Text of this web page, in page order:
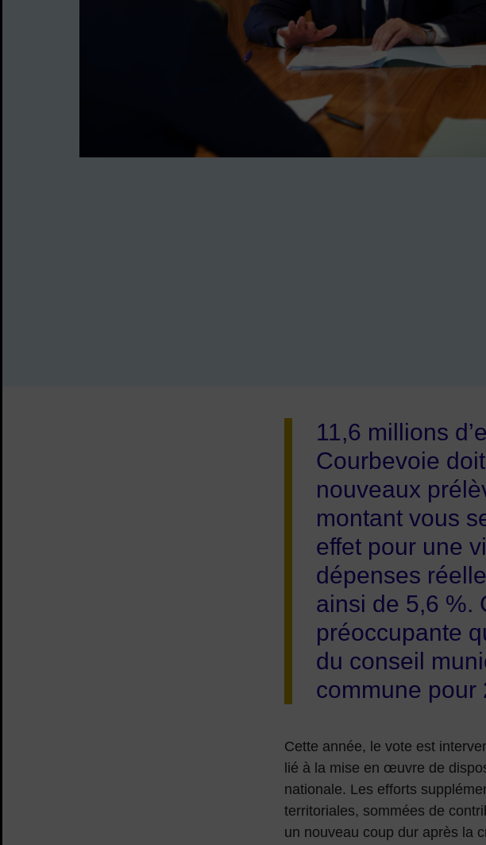
11,6 millions
Courbevoie
nouveaux
montant vous
effet pour une
dépenses
ainsi de 5,6 %.
préoccupante
du conseil
commune pour
Cette année, le vote est
lié à la mise en œuvre de
nationale. Les efforts
territoriales, sommées de
un nouveau coup dur après la